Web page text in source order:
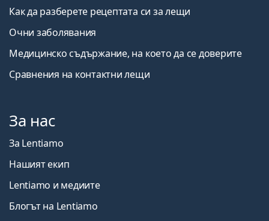
Как да разберете рецептата си за лещи
Очни заболявания
Медицинско съдържание, на което да се доверите
Сравнения на контактни лещи
За нас
За Lentiamo
Нашият екип
Lentiamo и медиите
Блогът на Lentiamo